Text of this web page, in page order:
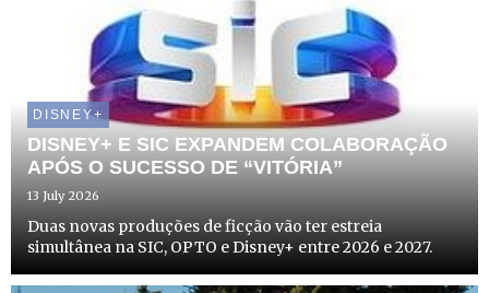
DISNEY+
DISNEY+ E SIC EXPANDEM COLABORAÇÃO
APÓS O SUCESSO DE “VITÓRIA”
13 July 2026
Duas novas produções de ficção vão ter estreia
simultânea na SIC, OPTO e Disney+ entre 2026 e 2027.